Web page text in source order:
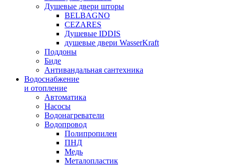
Душевые двери шторы
BELBAGNO
CEZARES
Душевые IDDIS
душевые двери WasserKraft
Поддоны
Биде
Антивандальная сантехника
Водоснабжение
и отопление
Автоматика
Насосы
Водонагреватели
Водопровод
Полипропилен
ПНД
Медь
Металопластик